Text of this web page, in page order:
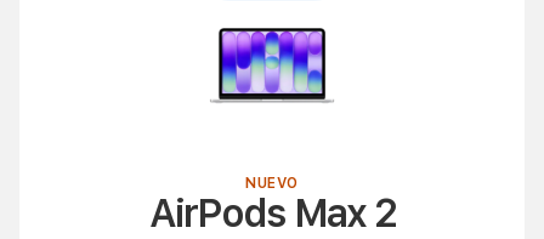
NUEVO
AirPods Max 2